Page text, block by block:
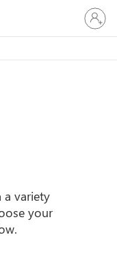
Sign
in
to
account
a variety
your